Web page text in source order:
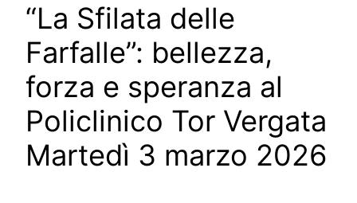
“La Sfilata delle
Farfalle”: bellezza,
forza e speranza al
Policlinico Tor Vergata
Martedì 3 marzo 2026